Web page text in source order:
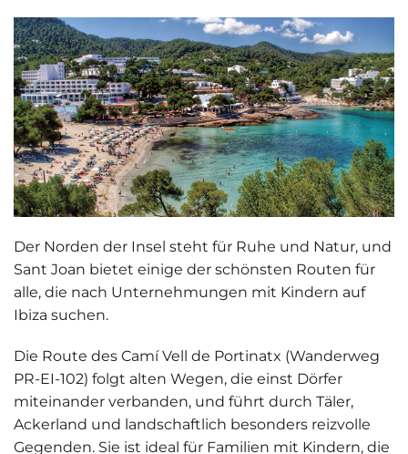
Der Norden der Insel steht für Ruhe und Natur, und
Sant Joan bietet einige der schönsten Routen für
alle, die nach Unternehmungen mit Kindern auf
Ibiza suchen.
Die Route des Camí Vell de Portinatx (Wanderweg
PR-EI-102) folgt alten Wegen, die einst Dörfer
miteinander verbanden, und führt durch Täler,
Ackerland und landschaftlich besonders reizvolle
Gegenden. Sie ist ideal für Familien mit Kindern, die